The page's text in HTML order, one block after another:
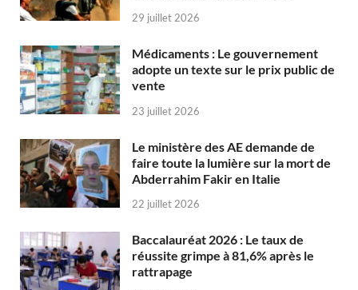
29 juillet 2026
Médicaments : Le gouvernement
adopte un texte sur le prix public de
vente
23 juillet 2026
Le ministère des AE demande de
faire toute la lumière sur la mort de
Abderrahim Fakir en Italie
22 juillet 2026
Baccalauréat 2026 : Le taux de
réussite grimpe à 81,6% après le
rattrapage